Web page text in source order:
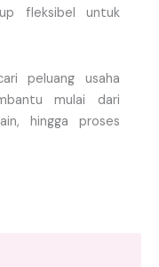
fleksibel untuk
peluang usaha
mulai dari
hingga proses